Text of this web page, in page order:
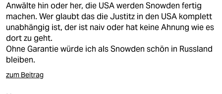
berlin
nord
wahrheit
verlag
Anwälte hin oder her, die USA werden Snowden fertig
machen. Wer glaubt das die Justitz in den USA komplett
unabhängig ist, der ist naiv oder hat keine Ahnung wie es
dort zu geht.
Ohne Garantie würde ich als Snowden schön in Russland
bleiben.
zum Beitrag